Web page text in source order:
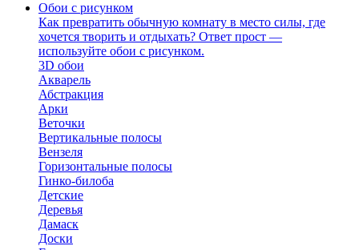
Обои с рисунком
Как превратить обычную комнату в место силы, где
хочется творить и отдыхать? Ответ прост —
используйте обои с рисунком.
3D обои
Акварель
Абстракция
Арки
Веточки
Вертикальные полосы
Вензеля
Горизонтальные полосы
Гинко-билоба
Детские
Деревья
Дамаск
Доски